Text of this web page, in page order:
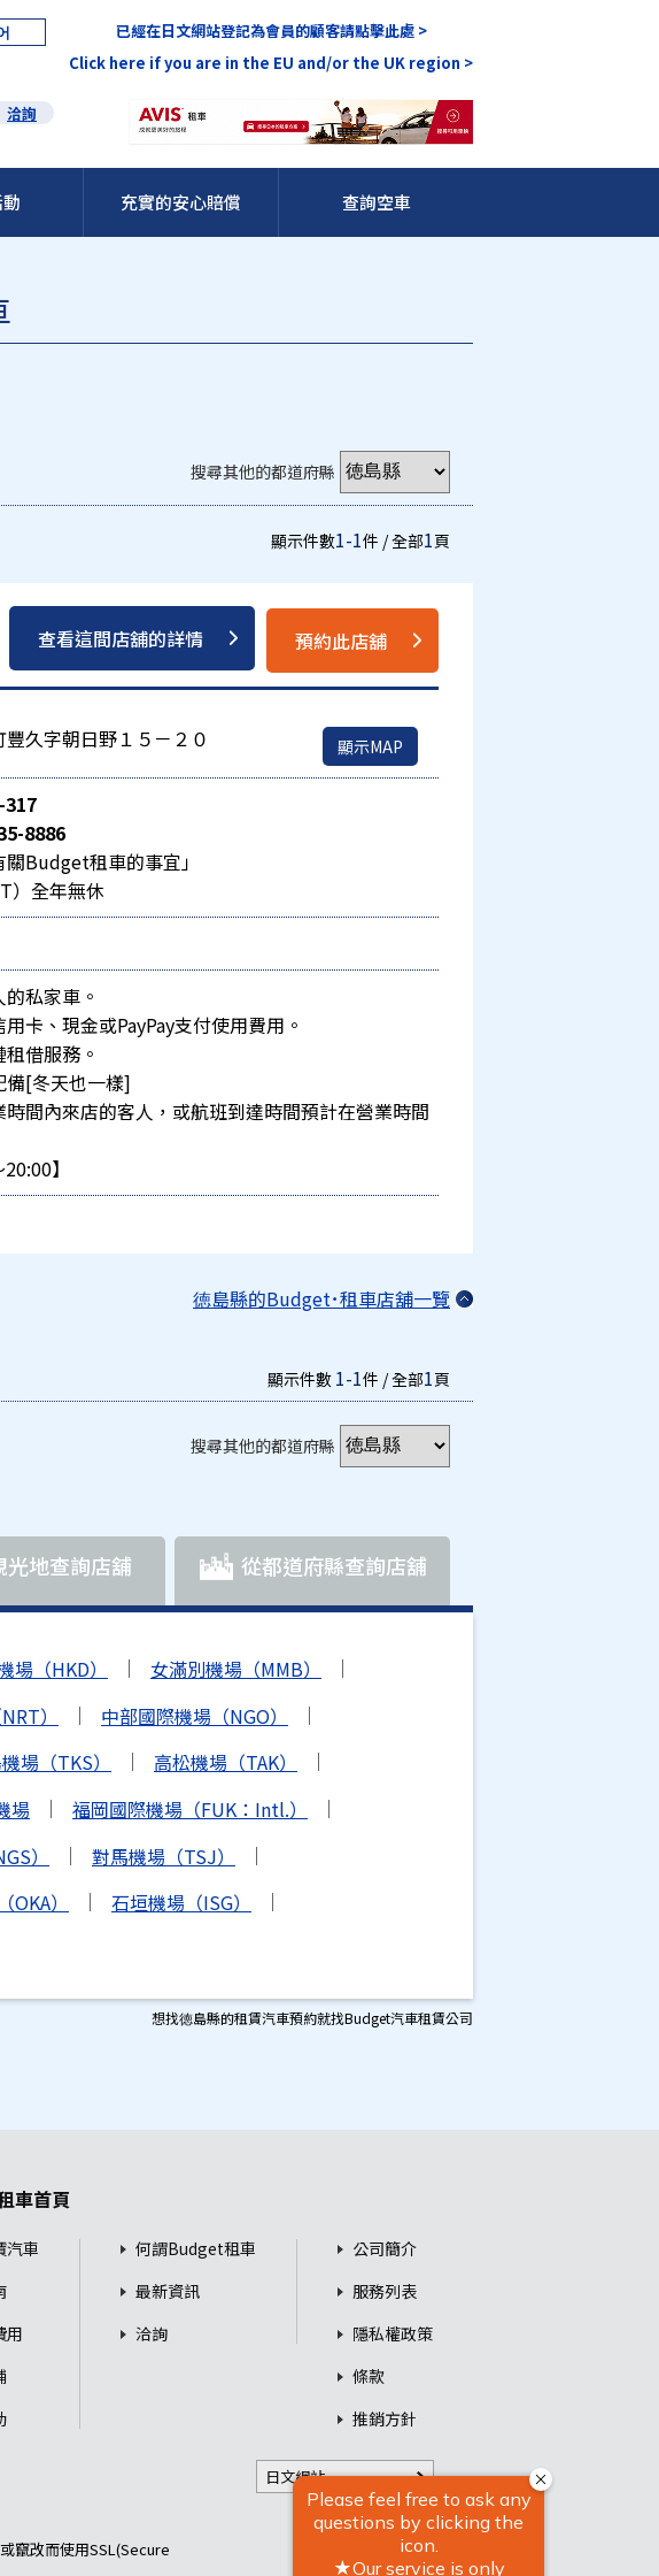
已經在日文網站登記為會員的顧客請點擊此處 >
Click here if you are in the EU and/or the UK region >
洽詢
充實的安心賠償 查詢空車
搜尋其他的都道府縣
顯示件數1-1件 / 全部1頁
查看這間店舖的詳情 預約此店舖
久字朝日野１５－２０ 顯示MAP
317
8886
Budget租車的事宜」
）全年無休
私家車。
卡、現金或PayPay支付使用費用。
借服務。
備[冬天也一樣]
時間內來店的客人，或航班到達時間預計在營業時間
】
徳島縣的Budget･租車店舖一覽
顯示件數 1-1件 / 全部1頁
搜尋其他的都道府縣
光地查詢店舖 從都道府縣查詢店舖
場（HKD）
女滿別機場（MMB）
）
中部國際機場（NGO）
場（TKS）
高松機場（TAK）
場
福岡國際機場（FUK：Intl.）
）
對馬機場（TSJ）
）
石垣機場（ISG）
想找徳島縣的租賃汽車預約就找Budget汽車租賃公司
車首頁
汽車
用
何謂Budget租車
最新資訊
洽詢
公司簡介
服務列表
隱私權政策
條款
推銷方針
日文網站
竄改而使用SSL(Secure